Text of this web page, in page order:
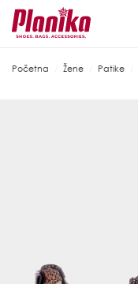
Početna Žene Patike